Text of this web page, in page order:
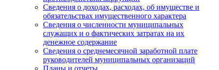
Сведения о доходах, расходах, об имуществе и
обязательствах имущественного характера
Сведения о численности муниципальных
служащих и о фактических затратах на их
денежное содержание
Сведения о среднемесячной заработной плате
руководителей муниципальных организаций
Планы и отчеты